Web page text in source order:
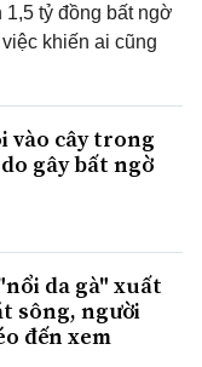
tỷ đồng bất ngờ
khiến ai cũng
vào cây trong
gây bất ngờ
da gà" xuất
sông, người
đến xem